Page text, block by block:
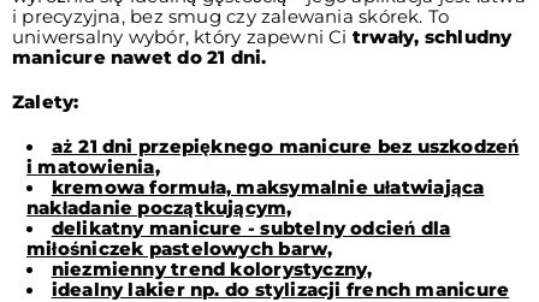
i precyzyjna, bez smug czy zalewania skórek. To
uniwersalny wybór, który zapewni Ci trwały, schludny
manicure nawet do 21 dni.
Zalety:
aż 21 dni przepięknego manicure bez uszkodzeń
i matowienia,
kremowa formuła, maksymalnie ułatwiająca
nakładanie początkującym,
delikatny manicure - subtelny odcień dla
miłośniczek pastelowych barw,
niezmienny trend kolorystyczny,
idealny lakier np. do stylizacji french manicure